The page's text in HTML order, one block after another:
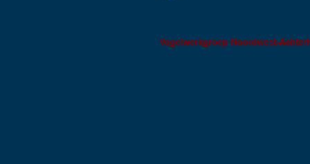
Vogelwerkgroep Noordwest-